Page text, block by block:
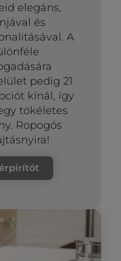
elegáns,
és
A
pedig 21
kínál, így
tökéletes
Ropogós